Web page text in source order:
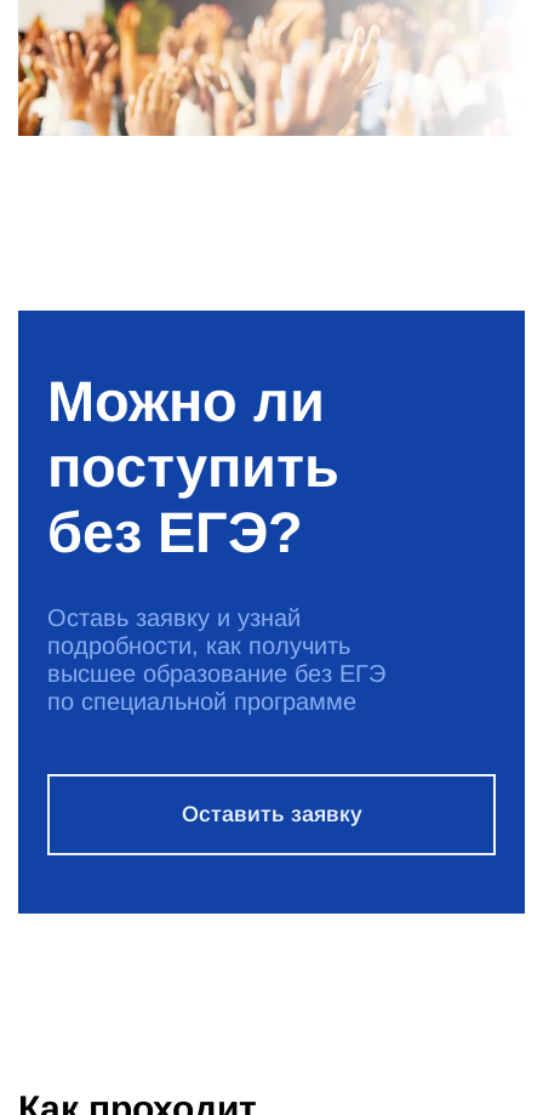
Можно ли
поступить
без ЕГЭ?
Оставь заявку и узнай
подробности, как получить
высшее образование без ЕГЭ
по специальной программе
Оставить заявку